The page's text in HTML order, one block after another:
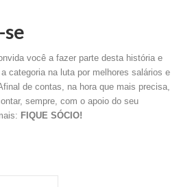
você a fazer parte desta história e
categoria na luta por melhores salários e
de contas, na hora que mais precisa,
sempre, com o apoio do seu
FIQUE SÓCIO!